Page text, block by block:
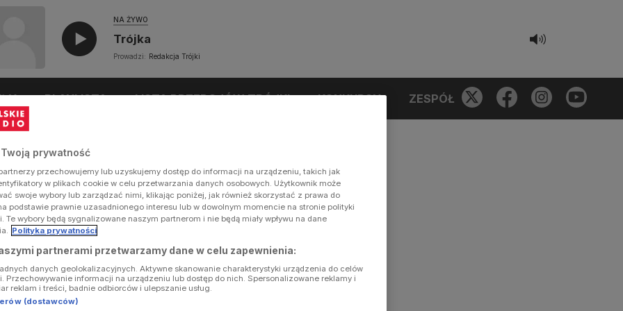
NA ŻYWO
Trójka
Prowadzi: Redakcja Trójki
PLAYLISTA LISTA PRZEBOJÓW TRÓJKI KONKURSY ZESPÓŁ
Twoją prywatność
przechowujemy lub uzyskujemy dostęp do informacji na urządzeniu, takich jak
w plikach cookie w celu przetwarzania danych osobowych. Użytkownik może
swoje wybory lub zarządzać nimi, klikając poniżej, jak również skorzystać z prawa do
podstawie prawnie uzasadnionego interesu lub w dowolnym momencie na stronie polityki
Te wybory będą sygnalizowane naszym partnerom i nie będą miały wpływu na dane
Polityka prywatności
partnerami przetwarzamy dane w celu zapewnienia:
danych geolokalizacyjnych. Aktywne skanowanie charakterystyki urządzenia do celów
Przechowywanie informacji na urządzeniu lub dostęp do nich. Spersonalizowane reklamy i
reklam i treści, badnie odbiorców i ulepszanie usług.
(dostawców)